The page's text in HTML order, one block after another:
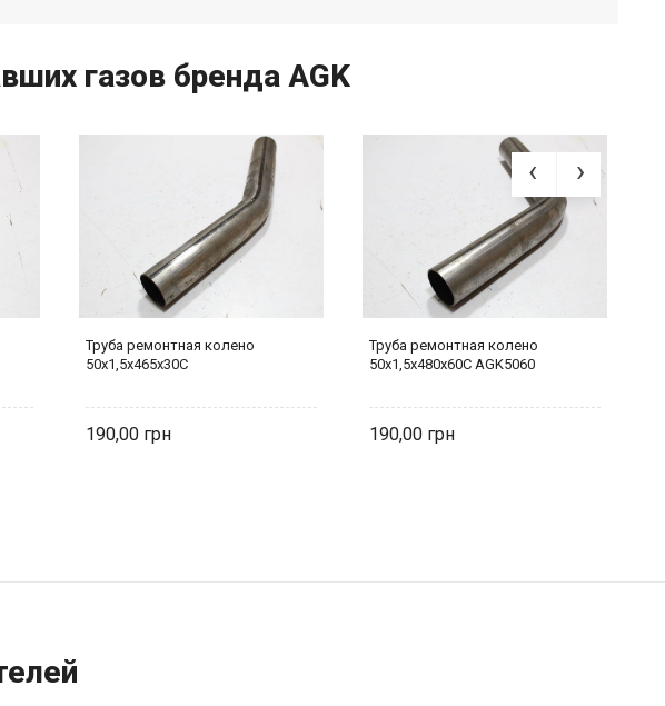
газов бренда AGK
Труба ремонтная колено
50х1,5х465х30С
190,00
Труба ремонтная колено
50х1,5х480х60С AGK5060
190,00